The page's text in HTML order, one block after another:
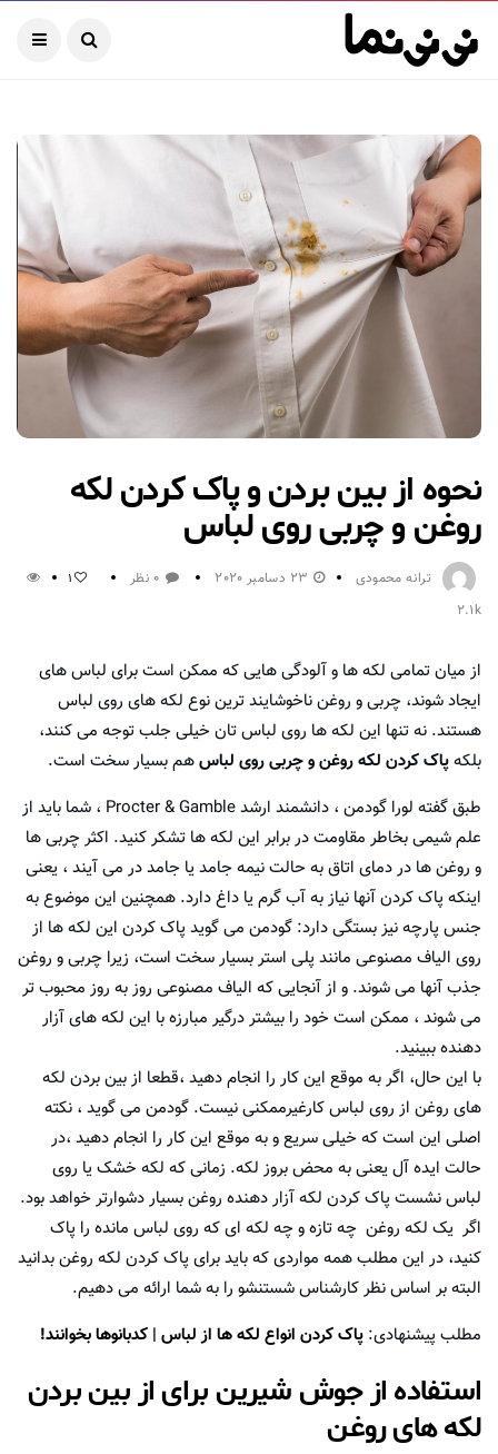
نحوه از بین بردن و پاک کردن لکه
روغن و چربی روی لباس
ترانه محمودی 23 دسامبر 2020 0 نظر 1
2.1k
از میان تمامی لکه ها و آلودگی هایی که ممکن است برای لباس های
ایجاد شوند، چربی و روغن ناخوشایند ترین نوع لکه های روی لباس
هستند. نه تنها این لکه ها روی لباس تان خیلی جلب توجه می کنند،
بلکهپاک کردن لکه روغن و چربی روی لباسهم بسیار سخت است.
طبق گفته لورا گودمن ، دانشمند ارشد Procter & Gamble ، شما باید از
علم شیمی بخاطر مقاومت در برابر این لکه ها تشکر کنید. اکثر چربی ها
و روغن ها در دمای اتاق به حالت نیمه جامد یا جامد در می آیند ، یعنی
اینکه پاک کردن آنها نیاز به آب گرم یا داغ دارد. همچنین این موضوع به
جنس پارچه نیز بستگی دارد: گودمن می گوید پاک کردن این لکه ها از
روی الیاف مصنوعی مانند پلی استر بسیار سخت است، زیرا چربی و روغن
جذب آنها می شوند. و از آنجایی که الیاف مصنوعی روز به روز محبوب تر
می شوند ، ممکن است خود را بیشتر درگیر مبارزه با این لکه های آزار
دهنده ببینید.
با این حال، اگر به موقع این کار را انجام دهید ،قطعا از بین بردن لکه
های روغن از روی لباس کارغیرممکنی نیست. گودمن می گوید ، نکته
اصلی این است که خیلی سریع و به موقع این کار را انجام دهید ،در
حالت ایده آل یعنی به محض بروز لکه. زمانی که لکه خشک یا روی
لباس نشست پاک کردن لکه آزار دهنده روغن بسیار دشوارتر خواهد بود.
اگر یک لکه روغن چه تازه و چه لکه ای که روی لباس مانده را پاک
کنید، در این مطلب همه مواردی که باید برای پاک کردن لکه روغن بدانید
البته بر اساس نظر کارشناس شستنشو را به شما ارائه می دهیم.
مطلب پیشنهادی: پاک کردن انواع لکه ها از لباس | کدبانوها بخوانند!
استفاده از جوش شیرین برای از بین بردن
لکه های روغن